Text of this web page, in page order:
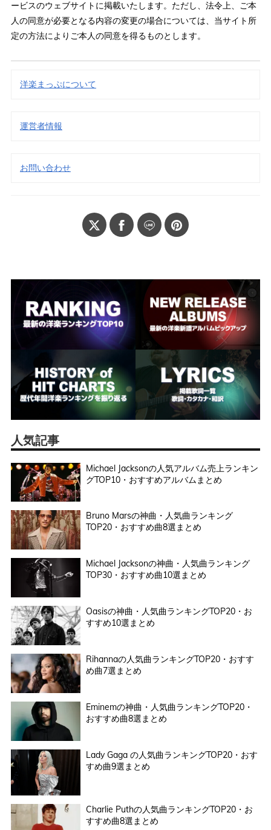
ービスのウェブサイトに掲載いたします。ただし、法令上、ご本
人の同意が必要となる内容の変更の場合については、当サイト所
定の方法によりご本人の同意を得るものとします。
洋楽まっぷについて
運営者情報
お問い合わせ
人気記事
Michael Jacksonの人気アルバム売上ランキン
グTOP10・おすすめアルバムまとめ
Bruno Marsの神曲・人気曲ランキング
TOP20・おすすめ曲8選まとめ
Michael Jacksonの神曲・人気曲ランキング
TOP30・おすすめ曲10選まとめ
Oasisの神曲・人気曲ランキングTOP20・お
すすめ10選まとめ
Rihannaの人気曲ランキングTOP20・おすす
め曲7選まとめ
Eminemの神曲・人気曲ランキングTOP20・
おすすめ曲8選まとめ
Lady Gaga の人気曲ランキングTOP20・おす
すめ曲9選まとめ
Charlie Puthの人気曲ランキングTOP20・お
すすめ曲8選まとめ